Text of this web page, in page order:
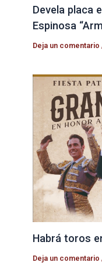
Devela placa
Espinosa
Deja un comentario
Habrá toros
Deja un comentario